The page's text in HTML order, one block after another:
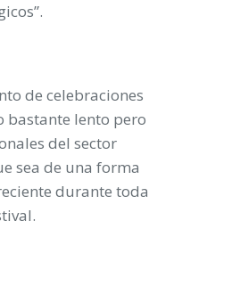
de celebraciones
bastante lento pero
del sector
sea de una forma
durante toda